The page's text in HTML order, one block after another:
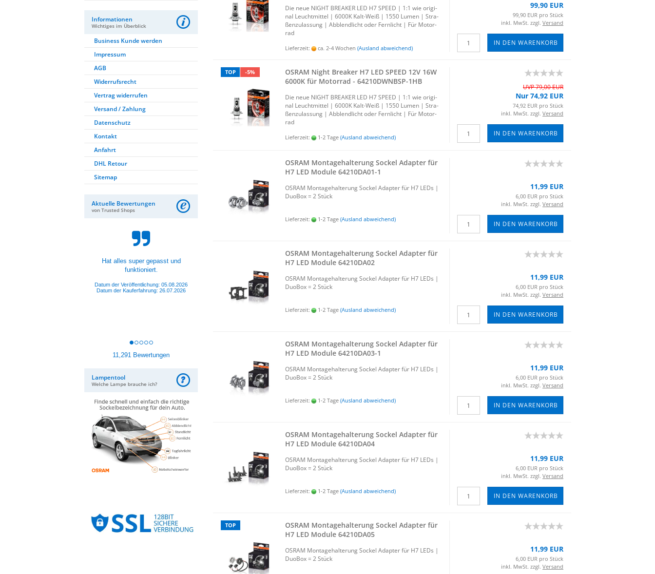
Die neue NIGHT BREA­KER LED H7 SPEED | 1:1 wie ori­gi­
nal Leucht­mit­tel | 6000K Kalt-​Weiß | 1550 Lumen | Stra­
ßen­zu­las­sung | Ab­blend­licht oder Fern­licht | Für Mo­tor­
rad
Lieferzeit: ca. 2-4 Wochen (Ausland abweichend)
99,90 EUR
99,90 EUR pro Stück
inkl. MwSt. zzgl. Versand
IN DEN WARENKORB
TOP -5%
OSRAM Night Brea­ker H7 LED SPEED 12V 16W
6000K für Mo­tor­rad - 64210DWNBSP-​​1HB
Die neue NIGHT BREA­KER LED H7 SPEED | 1:1 wie ori­gi­
nal Leucht­mit­tel | 6000K Kalt-​Weiß | 1550 Lumen | Stra­
ßen­zu­las­sung | Ab­blend­licht oder Fern­licht | Für Mo­tor­
rad
Lieferzeit: 1-2 Tage (Ausland abweichend)
UVP 79,00 EUR
Nur 74,92 EUR
74,92 EUR pro Stück
inkl. MwSt. zzgl. Versand
IN DEN WARENKORB
OSRAM Mon­ta­ge­hal­te­rung So­ckel Ad­ap­ter für
H7 LED Mo­du­le 64210DA01-​​1
OSRAM Mon­ta­ge­hal­te­rung So­ckel Ad­ap­ter für H7 LEDs |
Duo­Box = 2 Stück
Lieferzeit: 1-2 Tage (Ausland abweichend)
11,99 EUR
6,00 EUR pro Stück
inkl. MwSt. zzgl. Versand
IN DEN WARENKORB
OSRAM Mon­ta­ge­hal­te­rung So­ckel Ad­ap­ter für
H7 LED Mo­du­le 64210DA02
OSRAM Mon­ta­ge­hal­te­rung So­ckel Ad­ap­ter für H7 LEDs |
Duo­Box = 2 Stück
Lieferzeit: 1-2 Tage (Ausland abweichend)
11,99 EUR
6,00 EUR pro Stück
inkl. MwSt. zzgl. Versand
IN DEN WARENKORB
OSRAM Mon­ta­ge­hal­te­rung So­ckel Ad­ap­ter für
H7 LED Mo­du­le 64210DA03-​​1
OSRAM Mon­ta­ge­hal­te­rung So­ckel Ad­ap­ter für H7 LEDs |
Duo­Box = 2 Stück
Lieferzeit: 1-2 Tage (Ausland abweichend)
11,99 EUR
6,00 EUR pro Stück
inkl. MwSt. zzgl. Versand
IN DEN WARENKORB
OSRAM Mon­ta­ge­hal­te­rung So­ckel Ad­ap­ter für
H7 LED Mo­du­le 64210DA04
OSRAM Mon­ta­ge­hal­te­rung So­ckel Ad­ap­ter für H7 LEDs |
Duo­Box = 2 Stück
Lieferzeit: 1-2 Tage (Ausland abweichend)
11,99 EUR
6,00 EUR pro Stück
inkl. MwSt. zzgl. Versand
IN DEN WARENKORB
TOP
OSRAM Mon­ta­ge­hal­te­rung So­ckel Ad­ap­ter für
H7 LED Mo­du­le 64210DA05
OSRAM Mon­ta­ge­hal­te­rung So­ckel Ad­ap­ter für H7 LEDs |
Duo­Box = 2 Stück
11,99 EUR
6,00 EUR pro Stück
inkl. MwSt. zzgl. Versand
Informationen
Wichtiges im Überblick
Business Kunde werden
Impressum
AGB
Widerrufsrecht
Vertrag widerrufen
Versand / Zahlung
Datenschutz
Kontakt
Anfahrt
DHL Retour
Sitemap
Aktuelle Bewertungen
von Trusted Shops
Der Service am Kunden wird hier
ganz groß geschrieben. Auf
Antworten. Die...
11,291 Bewertungen
Lampentool
Welche Lampe brauche ich?